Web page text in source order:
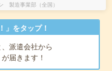
製造事業部（全国）
をタップ！
派遣会社から
が届きます！